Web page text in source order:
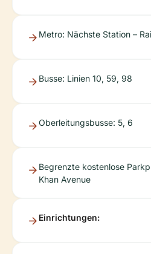
Metro: Nächste Station –
Busse: Linien 10, 59, 98
Oberleitungsbusse: 5, 6
Begrenzte kostenlose
Khan Avenue
Einrichtungen: